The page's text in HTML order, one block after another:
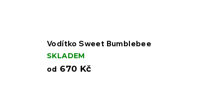
Vodítko Sweet Bumblebee
SKLADEM
od 670 Kč